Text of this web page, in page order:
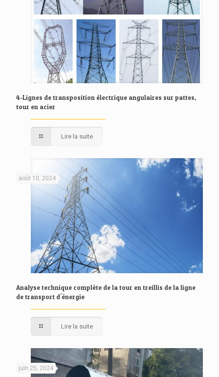
4-Lignes de transposition électrique angulaires sur pattes,
tour en acier
Lire la suite
août 10, 2024
Analyse technique complète de la tour en treillis de la ligne
de transport d'énergie
Lire la suite
juin 25, 2024